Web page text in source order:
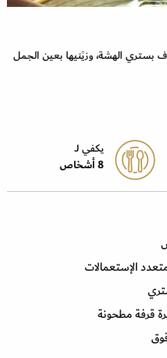
بستري الهشة، وزيًنيها بعين الجمل
يكفي J
8 أشخاص